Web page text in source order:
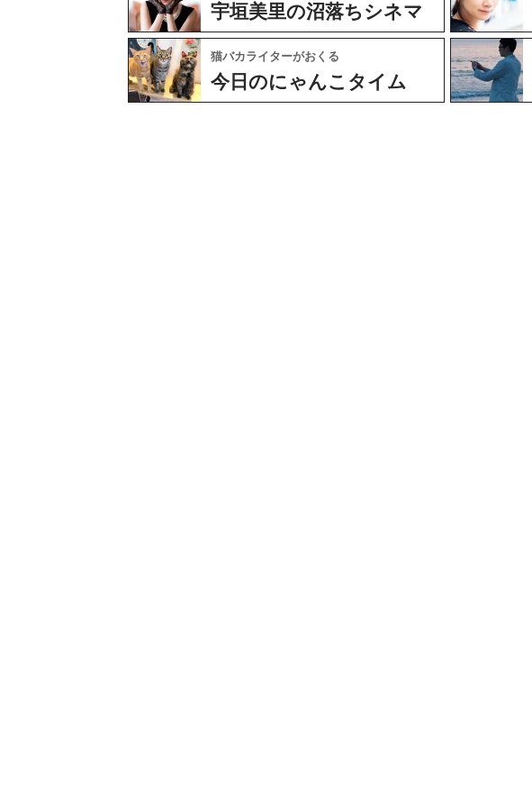
宇垣美里の沼落ちシネマ
猫バカライターがおくる
今日のにゃんこタイム